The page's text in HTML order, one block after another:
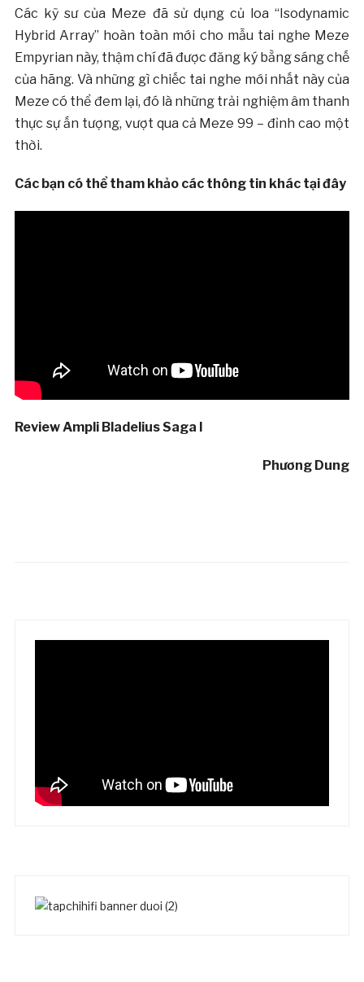
Các kỹ sư của Meze đã sử dụng củ loa “Isodynamic
Hybrid Array” hoàn toàn mới cho mẫu tai nghe Meze
Empyrian này, thậm chí đã được đăng ký bằng sáng chế
của hãng. Và những gì chiếc tai nghe mới nhất này của
Meze có thể đem lại, đó là những trải nghiệm âm thanh
thực sự ấn tượng, vượt qua cả Meze 99 – đỉnh cao một
thời.
Các bạn có thể tham khảo các thông tin khác tại đây
Review Ampli Bladelius Saga I
Phương Dung